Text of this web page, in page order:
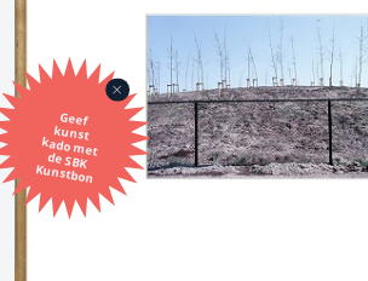
Geef
kunst
kado met
de SBK
Kunstbon